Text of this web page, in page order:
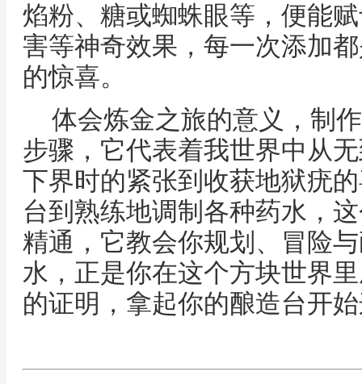
焰粉、糖或蜘蛛眼等，便能
害等神奇效果，每一次添加
的惊喜。
体会炼金之旅的意义，制
步骤，它代表着我世界中从
下界时的紧张到收获地狱疣
台到熟练地调制各种药水，
精通，它教会你规划、冒险
水，正是你在这个方块世界
的证明，拿起你的酿造台开